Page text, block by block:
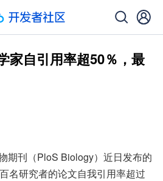
家自引用率超50％，最
期刊（PloS Biology）近日发布的
名研究者的论文自我引用率超过